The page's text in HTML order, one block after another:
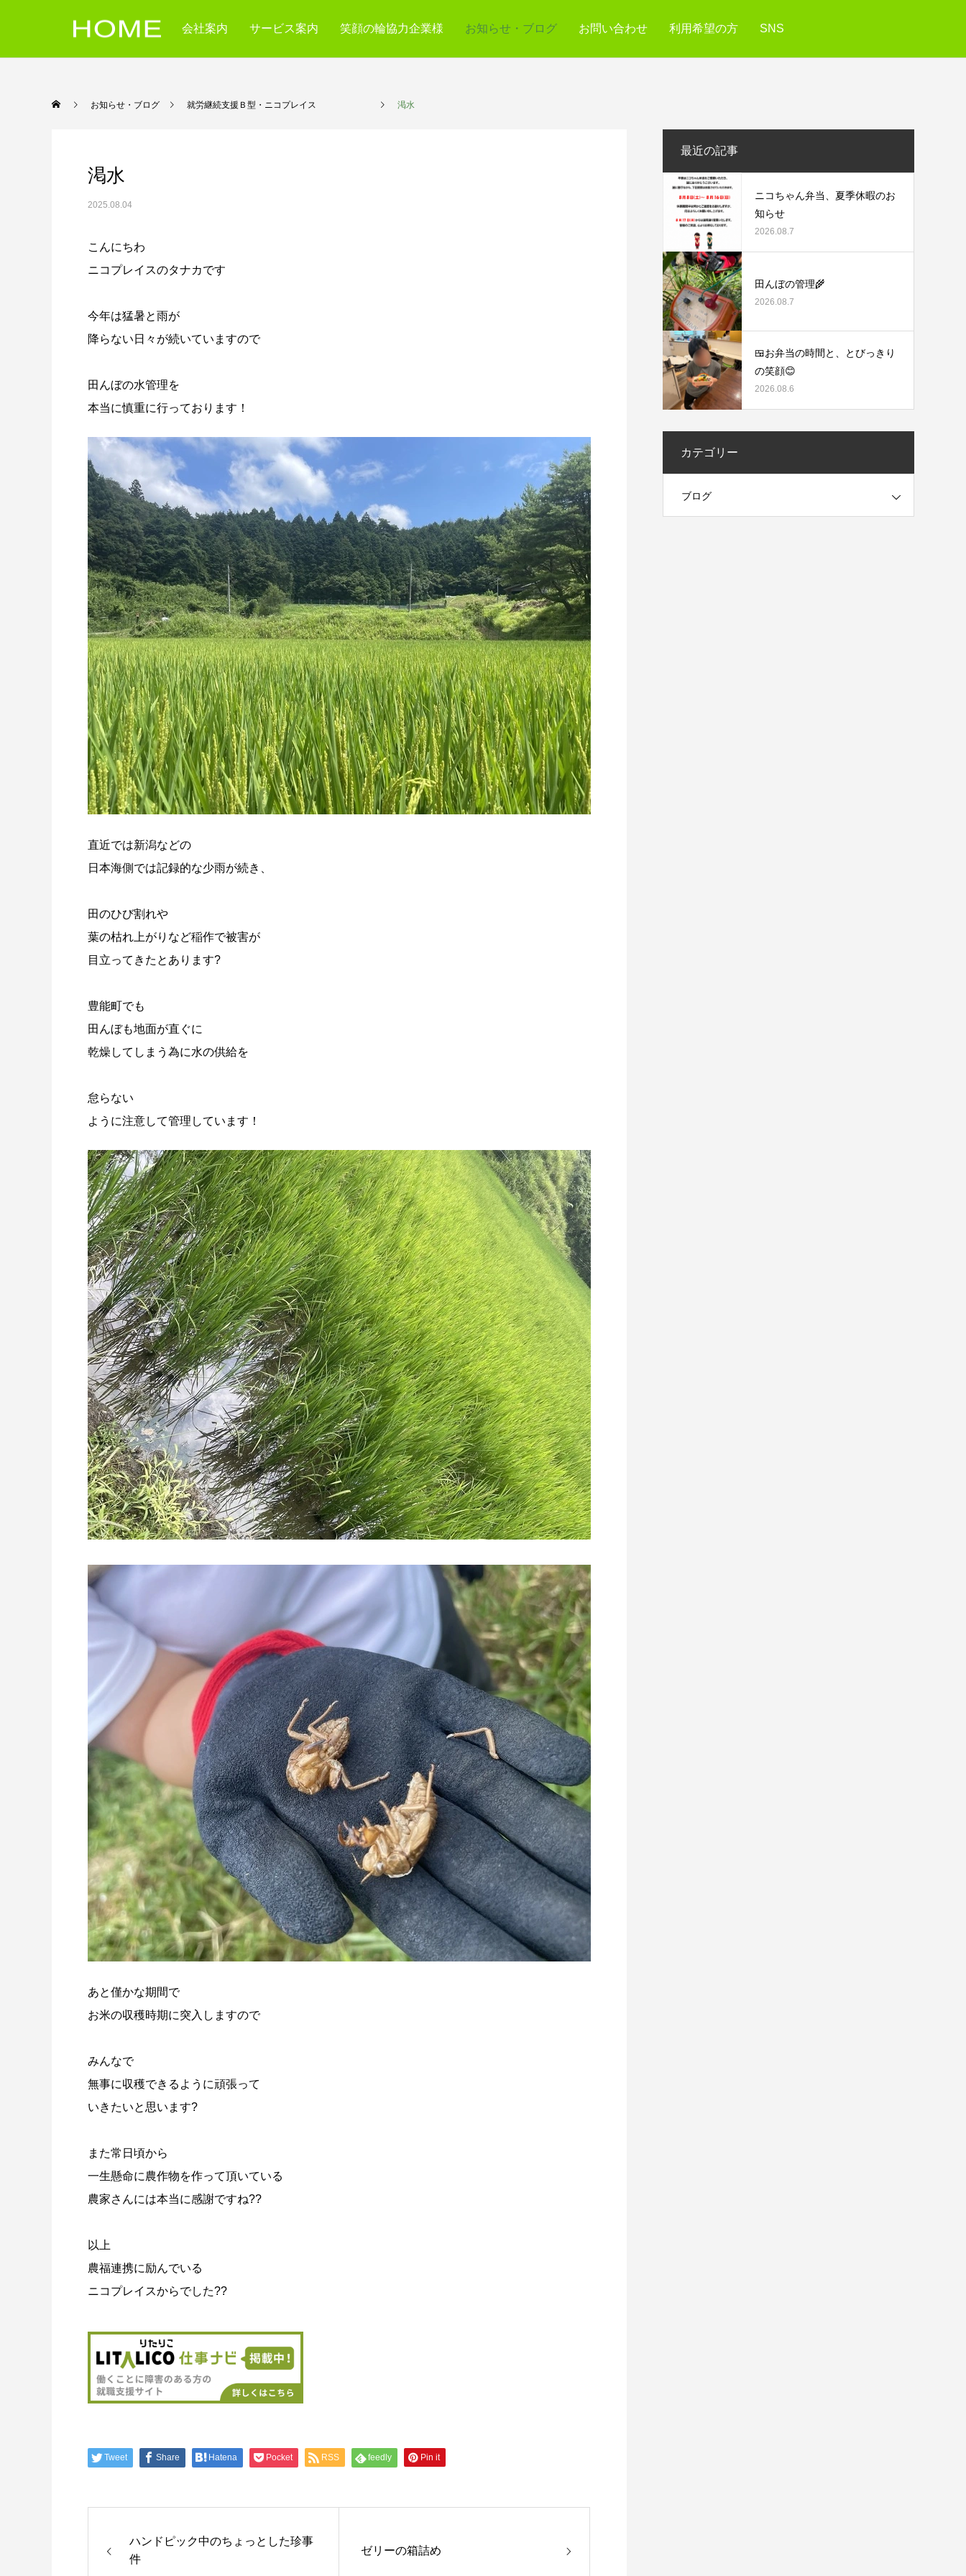
会社案内 サービス案内 笑顔の輪協力企業様 お知らせ・ブログ お問い合わせ 利用希望の方 SNS
お知らせ・ブログ 就労継続支援Ｂ型・ニコプレイス 渇水
渇水
2025.08.04
こんにちわ
ニコプレイスのタナカです
今年は猛暑と雨が
降らない日々が続いていますので
田んぼの水管理を
本当に慎重に行っております！
直近では新潟などの
日本海側では記録的な少雨が続き、
田のひび割れや
葉の枯れ上がりなど稲作で被害が
目立ってきたとあります?
豊能町でも
田んぼも地面が直ぐに
乾燥してしまう為に水の供給を
怠らない
ように注意して管理しています！
あと僅かな期間で
お米の収穫時期に突入しますので
みんなで
無事に収穫できるように頑張って
いきたいと思います?
また常日頃から
一生懸命に農作物を作って頂いている
農家さんには本当に感謝ですね??
以上
農福連携に励んでいる
ニコプレイスからでした??
Tweet Share Hatena Pocket RSS feedly Pin it
ハンドピック中のちょっとした珍事
件
ゼリーの箱詰め
最近の記事
ニコちゃん弁当、夏季休暇のお
知らせ
2026.08.7
田んぼの管理🌾
2026.08.7
🍱お弁当の時間と、とびっきり
の笑顔😊
2026.08.6
カテゴリー
ブログ